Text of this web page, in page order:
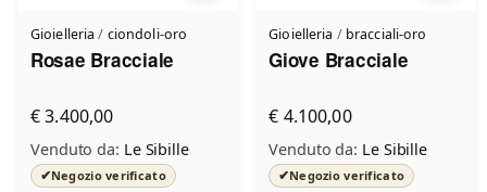
Gioielleria / ciondoli-oro
Rosae Bracciale
€ 3.400,00
Venduto da: Le Sibille
✔Negozio verificato
Gioielleria / bracciali-oro
Giove Bracciale
€ 4.100,00
Venduto da: Le Sibille
✔Negozio verificato